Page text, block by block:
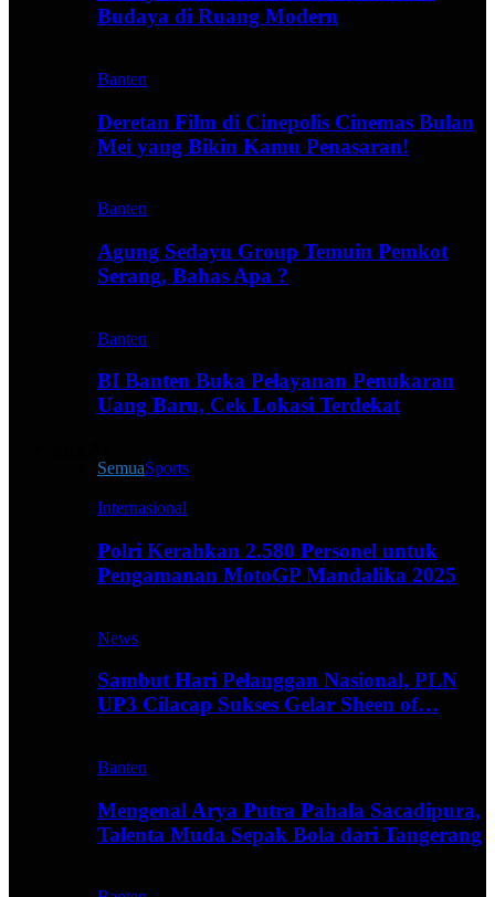
Budaya di Ruang Modern
Banten
Deretan Film di Cinepolis Cinemas Bulan
Mei yang Bikin Kamu Penasaran!
Banten
Agung Sedayu Group Temuin Pemkot
Serang, Bahas Apa ?
Banten
BI Banten Buka Pelayanan Penukaran
Uang Baru, Cek Lokasi Terdekat
SemuaSports
Internasional
Polri Kerahkan 2.580 Personel untuk
Pengamanan MotoGP Mandalika 2025
News
Sambut Hari Pelanggan Nasional, PLN
UP3 Cilacap Sukses Gelar Sheen of…
Banten
Mengenal Arya Putra Pahala Sacadipura,
Talenta Muda Sepak Bola dari Tangerang